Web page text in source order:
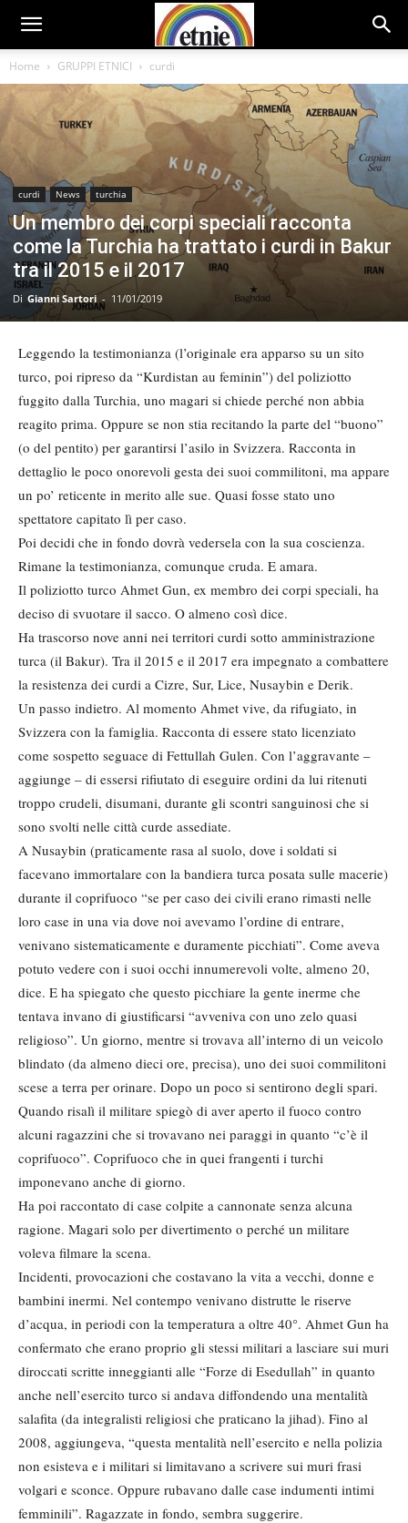
Home GRUPPI ETNICI curdi
curdi News turchia
Un membro dei corpi speciali racconta
come la Turchia ha trattato i curdi in Bakur
tra il 2015 e il 2017
Di Gianni Sartori - 11/01/2019
Leggendo la testimonianza (l’originale era apparso su un sito
turco, poi ripreso da “Kurdistan au feminin”) del poliziotto
fuggito dalla Turchia, uno magari si chiede perché non abbia
reagito prima. Oppure se non stia recitando la parte del “buono”
(o del pentito) per garantirsi l’asilo in Svizzera. Racconta in
dettaglio le poco onorevoli gesta dei suoi commilitoni, ma appare
un po’ reticente in merito alle sue. Quasi fosse stato uno
spettatore capitato lì per caso.
Poi decidi che in fondo dovrà vedersela con la sua coscienza.
Rimane la testimonianza, comunque cruda. E amara.
Il poliziotto turco Ahmet Gun, ex membro dei corpi speciali, ha
deciso di svuotare il sacco. O almeno così dice.
Ha trascorso nove anni nei territori curdi sotto amministrazione
turca (il Bakur). Tra il 2015 e il 2017 era impegnato a combattere
la resistenza dei curdi a Cizre, Sur, Lice, Nusaybin e Derik.
Un passo indietro. Al momento Ahmet vive, da rifugiato, in
Svizzera con la famiglia. Racconta di essere stato licenziato
come sospetto seguace di Fettullah Gulen. Con l’aggravante –
aggiunge – di essersi rifiutato di eseguire ordini da lui ritenuti
troppo crudeli, disumani, durante gli scontri sanguinosi che si
sono svolti nelle città curde assediate.
A Nusaybin (praticamente rasa al suolo, dove i soldati si
facevano immortalare con la bandiera turca posata sulle macerie)
durante il coprifuoco “se per caso dei civili erano rimasti nelle
loro case in una via dove noi avevamo l’ordine di entrare,
venivano sistematicamente e duramente picchiati”. Come aveva
potuto vedere con i suoi occhi innumerevoli volte, almeno 20,
dice. E ha spiegato che questo picchiare la gente inerme che
tentava invano di giustificarsi “avveniva con uno zelo quasi
religioso”. Un giorno, mentre si trovava all’interno di un veicolo
blindato (da almeno dieci ore, precisa), uno dei suoi commilitoni
scese a terra per orinare. Dopo un poco si sentirono degli spari.
Quando risalì il militare spiegò di aver aperto il fuoco contro
alcuni ragazzini che si trovavano nei paraggi in quanto “c’è il
coprifuoco”. Coprifuoco che in quei frangenti i turchi
imponevano anche di giorno.
Ha poi raccontato di case colpite a cannonate senza alcuna
ragione. Magari solo per divertimento o perché un militare
voleva filmare la scena.
Incidenti, provocazioni che costavano la vita a vecchi, donne e
bambini inermi. Nel contempo venivano distrutte le riserve
d’acqua, in periodi con la temperatura a oltre 40°. Ahmet Gun ha
confermato che erano proprio gli stessi militari a lasciare sui muri
diroccati scritte inneggianti alle “Forze di Esedullah” in quanto
anche nell’esercito turco si andava diffondendo una mentalità
salafita (da integralisti religiosi che praticano la jihad). Fino al
2008, aggiungeva, “questa mentalità nell’esercito e nella polizia
non esisteva e i militari si limitavano a scrivere sui muri frasi
volgari e sconce. Oppure rubavano dalle case indumenti intimi
femminili”. Ragazzate in fondo, sembra suggerire.